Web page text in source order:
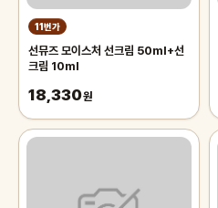
11번가
선뮤즈 모이스처 선크림 50ml+선
크림 10ml
18,330원